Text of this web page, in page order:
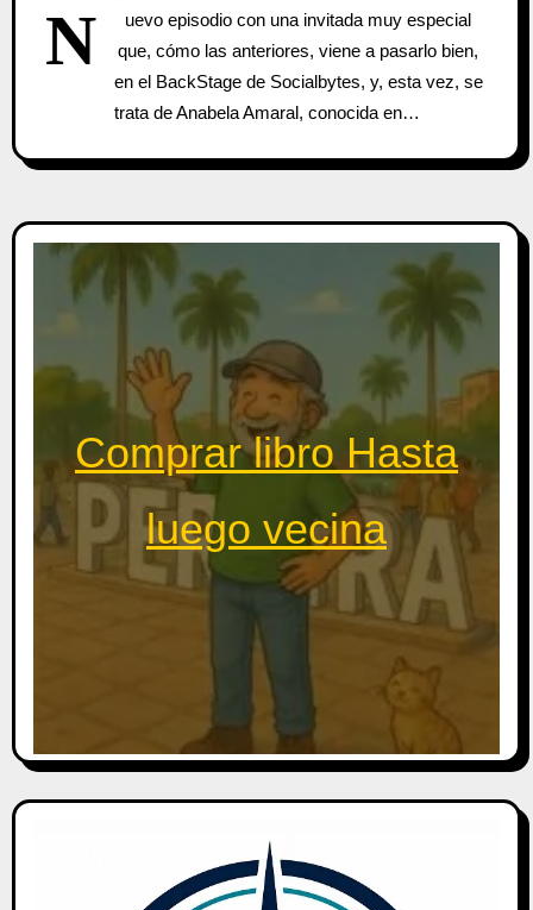
N
uevo episodio con una invitada muy especial
que, cómo las anteriores, viene a pasarlo bien,
en el BackStage de Socialbytes, y, esta vez, se
trata de Anabela Amaral, conocida en…
Comprar libro Hasta
luego vecina